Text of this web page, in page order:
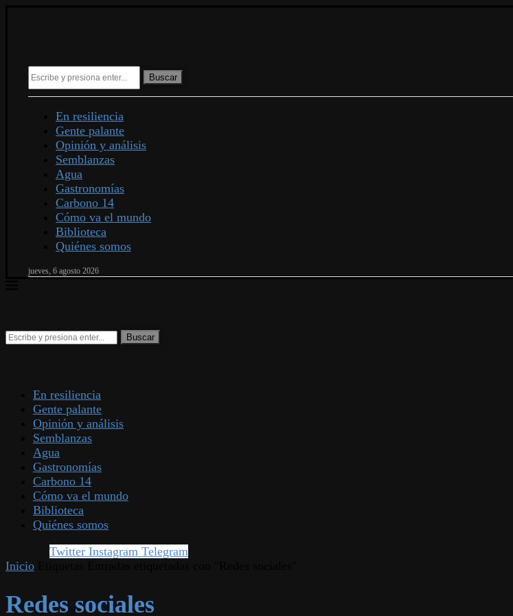
Buscar
En resiliencia
Gente palante
Opinión y análisis
Semblanzas
Agua
Gastronomías
Carbono 14
Cómo va el mundo
Biblioteca
Quiénes somos
jueves, 6 agosto 2026
En resiliencia
Gente palante
Opinión y análisis
Semblanzas
Agua
Gastronomías
Carbono 14
Cómo va el mundo
Biblioteca
Quiénes somos
Twitter Instagram Telegram
Inicio
Redes sociales